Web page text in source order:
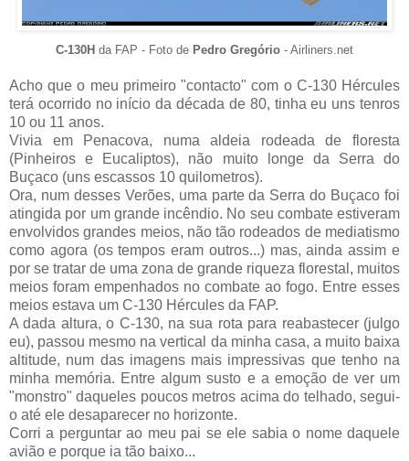
C-130H da FAP - Foto de Pedro Gregório - Airliners.net
Acho que o meu primeiro "contacto" com o C-130 Hércules
terá ocorrido no início da década de 80, tinha eu uns tenros
10 ou 11 anos.
Vivia em Penacova, numa aldeia rodeada de floresta
(Pinheiros e Eucaliptos), não muito longe da Serra do
Buçaco (uns escassos 10 quilometros).
Ora, num desses Verões, uma parte da Serra do Buçaco foi
atingida por um grande incêndio. No seu combate estiveram
envolvidos grandes meios, não tão rodeados de mediatismo
como agora (os tempos eram outros...) mas, ainda assim e
por se tratar de uma zona de grande riqueza florestal, muitos
meios foram empenhados no combate ao fogo. Entre esses
meios estava um C-130 Hércules da FAP.
A dada altura, o C-130, na sua rota para reabastecer (julgo
eu), passou mesmo na vertical da minha casa, a muito baixa
altitude, num das imagens mais impressivas que tenho na
minha memória. Entre algum susto e a emoção de ver um
"monstro" daqueles poucos metros acima do telhado, segui-
o até ele desaparecer no horizonte.
Corri a perguntar ao meu pai se ele sabia o nome daquele
avião e porque ia tão baixo...